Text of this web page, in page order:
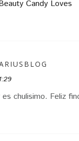
Candy Loves
chulisimo. Feliz